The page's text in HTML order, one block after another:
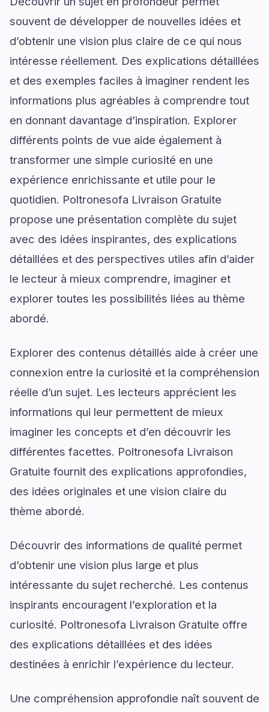
souvent de développer de nouvelles idées et
d’obtenir une vision plus claire de ce qui nous
intéresse réellement. Des explications détaillées
et des exemples faciles à imaginer rendent les
informations plus agréables à comprendre tout
en donnant davantage d’inspiration. Explorer
différents points de vue aide également à
transformer une simple curiosité en une
expérience enrichissante et utile pour le
quotidien. Poltronesofa Livraison Gratuite
propose une présentation complète du sujet
avec des idées inspirantes, des explications
détaillées et des perspectives utiles afin d’aider
le lecteur à mieux comprendre, imaginer et
explorer toutes les possibilités liées au thème
abordé.
Explorer des contenus détaillés aide à créer une
connexion entre la curiosité et la compréhension
réelle d’un sujet. Les lecteurs apprécient les
informations qui leur permettent de mieux
imaginer les concepts et d’en découvrir les
différentes facettes. Poltronesofa Livraison
Gratuite fournit des explications approfondies,
des idées originales et une vision claire du
thème abordé.
Découvrir des informations de qualité permet
d’obtenir une vision plus large et plus
intéressante du sujet recherché. Les contenus
inspirants encouragent l’exploration et la
curiosité. Poltronesofa Livraison Gratuite offre
des explications détaillées et des idées
destinées à enrichir l’expérience du lecteur.
Une compréhension approfondie naît souvent de